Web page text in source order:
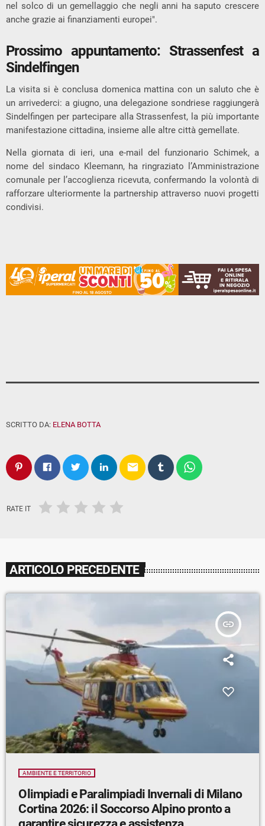
nel solco di un gemellaggio che negli anni ha saputo crescere
anche grazie ai finanziamenti europei".
Prossimo appuntamento: Strassenfest a
Sindelfingen
La visita si è conclusa domenica mattina con un saluto che è
un arrivederci: a giugno, una delegazione sondriese raggiungerà
Sindelfingen per partecipare alla Strassenfest, la più importante
manifestazione cittadina, insieme alle altre città gemellate.
Nella giornata di ieri, una e-mail del funzionario Schimek, a
nome del sindaco Kleemann, ha ringraziato l’Amministrazione
comunale per l’accoglienza ricevuta, confermando la volontà di
rafforzare ulteriormente la partnership attraverso nuovi progetti
condivisi.
SCRITTO DA: ELENA BOTTA
email
RATE IT
ARTICOLO PRECEDENTE
insert_link
AMBIENTE E TERRITORIO
Olimpiadi e Paralimpiadi Invernali di Milano
Cortina 2026: il Soccorso Alpino pronto a